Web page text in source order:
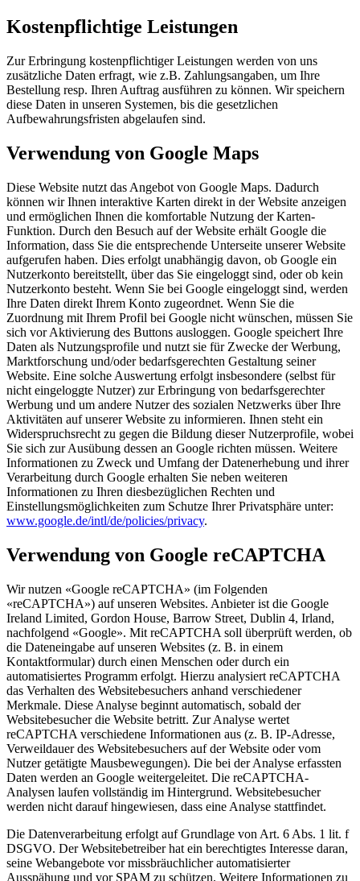
Kostenpflichtige Leistungen
Zur Erbringung kostenpflichtiger Leistungen werden von uns
zusätzliche Daten erfragt, wie z.B. Zahlungsangaben, um Ihre
Bestellung resp. Ihren Auftrag ausführen zu können. Wir speichern
diese Daten in unseren Systemen, bis die gesetzlichen
Aufbewahrungsfristen abgelaufen sind.
Verwendung von Google Maps
Diese Website nutzt das Angebot von Google Maps. Dadurch
können wir Ihnen interaktive Karten direkt in der Website anzeigen
und ermöglichen Ihnen die komfortable Nutzung der Karten-
Funktion. Durch den Besuch auf der Website erhält Google die
Information, dass Sie die entsprechende Unterseite unserer Website
aufgerufen haben. Dies erfolgt unabhängig davon, ob Google ein
Nutzerkonto bereitstellt, über das Sie eingeloggt sind, oder ob kein
Nutzerkonto besteht. Wenn Sie bei Google eingeloggt sind, werden
Ihre Daten direkt Ihrem Konto zugeordnet. Wenn Sie die
Zuordnung mit Ihrem Profil bei Google nicht wünschen, müssen Sie
sich vor Aktivierung des Buttons ausloggen. Google speichert Ihre
Daten als Nutzungsprofile und nutzt sie für Zwecke der Werbung,
Marktforschung und/oder bedarfsgerechten Gestaltung seiner
Website. Eine solche Auswertung erfolgt insbesondere (selbst für
nicht eingeloggte Nutzer) zur Erbringung von bedarfsgerechter
Werbung und um andere Nutzer des sozialen Netzwerks über Ihre
Aktivitäten auf unserer Website zu informieren. Ihnen steht ein
Widerspruchsrecht zu gegen die Bildung dieser Nutzerprofile, wobei
Sie sich zur Ausübung dessen an Google richten müssen. Weitere
Informationen zu Zweck und Umfang der Datenerhebung und ihrer
Verarbeitung durch Google erhalten Sie neben weiteren
Informationen zu Ihren diesbezüglichen Rechten und
Einstellungsmöglichkeiten zum Schutze Ihrer Privatsphäre unter:
www.google.de/intl/de/policies/privacy.
Verwendung von Google reCAPTCHA
Wir nutzen «Google reCAPTCHA» (im Folgenden
«reCAPTCHA») auf unseren Websites. Anbieter ist die Google
Ireland Limited, Gordon House, Barrow Street, Dublin 4, Irland,
nachfolgend «Google». Mit reCAPTCHA soll überprüft werden, ob
die Dateneingabe auf unseren Websites (z. B. in einem
Kontaktformular) durch einen Menschen oder durch ein
automatisiertes Programm erfolgt. Hierzu analysiert reCAPTCHA
das Verhalten des Websitebesuchers anhand verschiedener
Merkmale. Diese Analyse beginnt automatisch, sobald der
Websitebesucher die Website betritt. Zur Analyse wertet
reCAPTCHA verschiedene Informationen aus (z. B. IP-Adresse,
Verweildauer des Websitebesuchers auf der Website oder vom
Nutzer getätigte Mausbewegungen). Die bei der Analyse erfassten
Daten werden an Google weitergeleitet. Die reCAPTCHA-
Analysen laufen vollständig im Hintergrund. Websitebesucher
werden nicht darauf hingewiesen, dass eine Analyse stattfindet.
Die Datenverarbeitung erfolgt auf Grundlage von Art. 6 Abs. 1 lit. f
DSGVO. Der Websitebetreiber hat ein berechtigtes Interesse daran,
seine Webangebote vor missbräuchlicher automatisierter
Ausspähung und vor SPAM zu schützen. Weitere Informationen zu